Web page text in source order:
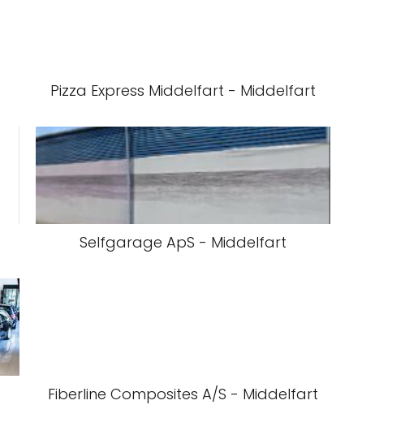
Pizza Express Middelfart - Middelfart
Selfgarage ApS - Middelfart
Fiberline Composites A/S - Middelfart